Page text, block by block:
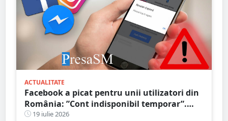
ACTUALITATE
Facebook a picat pentru unii utilizatori din
România: ”Cont indisponibil temporar”.
Probleme și în alte țări
19 iulie 2026